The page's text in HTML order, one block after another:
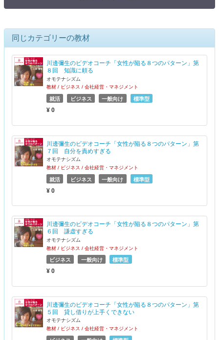
同じカテゴリーの教材
川邊彌生のビデオコーチ「女性が陥る８つのパターン」第
８回 知識に頼る
オモテナシズム
教材 / ビジネス / 会社経営・マネジメント
就活 ビジネス 一般向け 標準型
¥ 0
川邊彌生のビデオコーチ「女性が陥る８つのパターン」第
７回 自分を責めすぎる
オモテナシズム
教材 / ビジネス / 会社経営・マネジメント
就活 ビジネス 一般向け 標準型
¥ 0
川邊彌生のビデオコーチ「女性が陥る８つのパターン」第
６回 謙虚すぎる
オモテナシズム
教材 / ビジネス / 会社経営・マネジメント
ビジネス 一般向け 標準型
¥ 0
川邊彌生のビデオコーチ「女性が陥る８つのパターン」第
５回 貸し借りが上手くできない
オモテナシズム
教材 / ビジネス / 会社経営・マネジメント